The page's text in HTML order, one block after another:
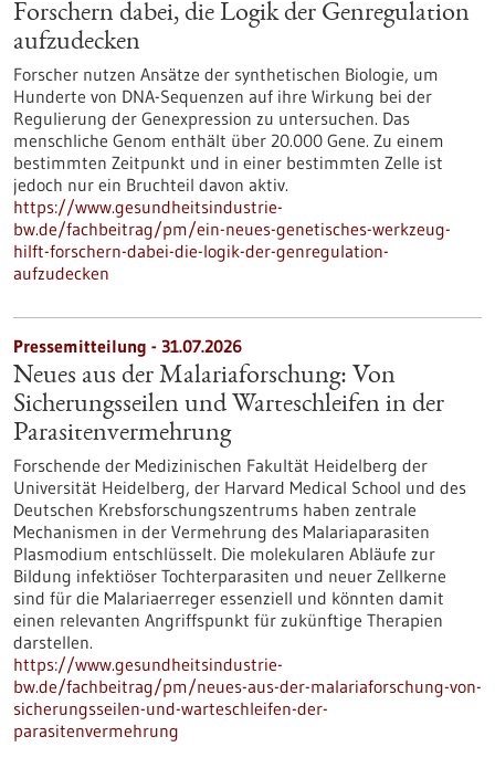
Forschern dabei, die Logik der Genregulation
aufzudecken
Forscher nutzen Ansätze der synthetischen Biologie, um
Hunderte von DNA-Sequenzen auf ihre Wirkung bei der
Regulierung der Genexpression zu untersuchen. Das
menschliche Genom enthält über 20.000 Gene. Zu einem
bestimmten Zeitpunkt und in einer bestimmten Zelle ist
jedoch nur ein Bruchteil davon aktiv.
https://www.gesundheitsindustrie-
bw.de/fachbeitrag/pm/ein-neues-genetisches-werkzeug-
hilft-forschern-dabei-die-logik-der-genregulation-
aufzudecken
Pressemitteilung - 31.07.2026
Neues aus der Malariaforschung: Von
Sicherungsseilen und Warteschleifen in der
Parasitenvermehrung
Forschende der Medizinischen Fakultät Heidelberg der
Universität Heidelberg, der Harvard Medical School und des
Deutschen Krebsforschungszentrums haben zentrale
Mechanismen in der Vermehrung des Malariaparasiten
Plasmodium entschlüsselt. Die molekularen Abläufe zur
Bildung infektiöser Tochterparasiten und neuer Zellkerne
sind für die Malariaerreger essenziell und könnten damit
einen relevanten Angriffspunkt für zukünftige Therapien
darstellen.
https://www.gesundheitsindustrie-
bw.de/fachbeitrag/pm/neues-aus-der-malariaforschung-von-
sicherungsseilen-und-warteschleifen-der-
parasitenvermehrung